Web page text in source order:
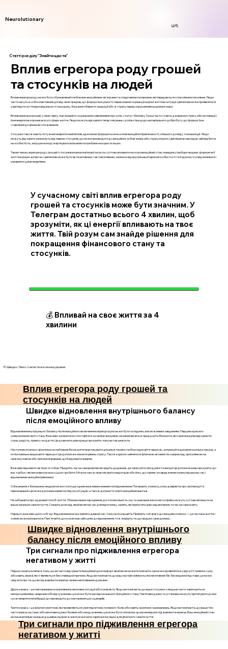
Neurolutionary
Login
Статті розділу "Знайти щастя"
Вплив егрегора роду грошей
та стосунків на людей
Вплив егрегора роду може бути обумовлений глибокими емоційними зв'язками та спадковими патернами, які передаються з покоління в покоління. Люди
часто несуть в собі колективний досвід своїх предків, що формує їхні цінності, переконання та реакції на різні життєві ситуації. Цей вплив може проявлятися
у вигляді почуття відповідальності за родину, бажання зберегти традиції або ж страху перед порушенням родинних норм.
Вплив егрегора грошей, у свою чергу, пов'язаний із соціальними уявленнями про успіх, статус і безпеку. Гроші часто стають джерелом стресу або мотивації, і
їхня енергетика проникає в усі сфери життя. Люди можуть відчувати тягар очікувань суспільства щодо матеріального добробуту, що формує їхнє
ставлення до фінансів і споживання.
Стосунки також мають потужний енергетичний вплив, адже вони формуються на основі емоційної прив’язаності, спільного досвіду та взаємодії. Люди
можуть відчувати залежність від певних стосунків, що може призводити до емоційних зобов'язань або страху втрати. Цей егрегор накладає свій відбиток
на особистість, змушуючи іноді жертвувати власними потребами на користь інших.
Таким чином, егрегори роду, грошей і стосунків взаємопов’язані і можуть суттєво впливати на психоемоційний стан, поведінку і вибори людини, формуючи її
життя в різних аспектах. Цей вплив може бути як позитивним, так і негативним, залежно від внутрішньої гармонії особистості та її здатності усвідомлювати і
управляти цими енергіями.
У сучасному світі вплив егрегора роду
грошей та стосунків може бути значним. У
Телеграм достатньо всього 4 хвилин, щоб
зрозуміти, як ці енергії впливають на твоє
життя. Твій розум сам знайде рішення для
покращення фінансового стану та
стосунків.
💰 Впливай на своє життя за 4
хвилини
💛 Швидко. Легко. І з ясністю в кожному рішенні.
Вплив егрегора роду грошей та
стосунків на людей
Швидке відновлення внутрішнього балансу
після емоційного впливу
Відновлення внутрішнього балансу після емоційного включення в егрегор групи може бути складним, але можливим завданням. Першим кроком є
усвідомлення свого стану. Важливо зупинитися і спостерігати за своїми емоціями, не намагаючись їх придушити. Визначте, які саме емоції ви відчуваєте:
страх, радість, тривогу чи щастя. Це дозволить вам краще зрозуміти, чому ви так реагуєте.
Наступним етапом є фізичне розслаблення. Ви можете практикувати дихальні техніки: глибоко вдихайте через ніс, затримуйте дихання на кілька секунд, а
потім повільно видихайте через рот. Це допоможе знизити рівень стресу. Також корисно зайнятися фізичною активністю, наприклад, прогулянкою на
свіжому повітрі або легкими вправами, щоб відновити енергію.
Важливо відновити зв'язок із собою. Приділіть час на саморефлексію: ведіть щоденник, де записуйте свої думки та емоції. Це допоможе вам зрозуміти, що
вас турбує, і які висновки можна з цього зробити. Можна також практикувати медитацію або йогу, що сприяє зосередженню на внутрішньому «я» і
відновленню емоційної рівноваги.
Спілкування з близькими людьми може стати ще одним важливим елементом відновлення. Поговоріть з кимось, кому довіряєте, про свої емоції та
переживання. Це може дати вам новий погляд на ситуацію, а також допомогти зняти емоційний вантаж.
Не забувайте про здоровий спосіб життя. Збалансоване харчування, достатня кількість сну та уникання алкоголю і кофеїну можуть суттєво вплинути на
ваше загальне самопочуття. Створіть розклад, який включає час для відпочинку, занять, які приносять вам задоволення, та час на самоосвіту.
Нарешті, важливо дати собі час. Відновлення може зайняти деякий час, тому не поспішайте. Прийміть той факт, що емоційні сплески — це частина життя, і
з ними можна впоратися. Пам'ятайте, що кожен має свій шлях до відновлення, тож знайдіть те, що працює саме для вас.
Швидке відновлення внутрішнього
балансу після емоційного впливу
Три сигнали про підживлення егрегора
негативом у житті
Перша ознака полягає в тому, що ви часто відчуваєте емоційний дискомфорт, який ви не можете пояснити. Це може проявлятися у відчутті тривоги, суму
або навіть агресії, які з'являються без очевидної причини. Якщо ви помічаєте, що ваш настрій змінюється в негативний бік без видимої підстави, це може
свідчити про те, що ви підживлюєте егрегор своїми негативними думками.
Друга ознака – це повторюване потрапляння в негативні ситуації або конфлікти. Якщо ви помічаєте, що ваші стосунки з людьми часто закінчуються
непорозуміннями, сварками або відчуженням, це може бути наслідком вашого емоційного стану. Негативні думки та установки можуть притягувати до вас
схожі енергетичні вібрації, що призводить до повторення цих сценаріїв.
Третя ознака – це фізичні симптоми, які проявляються у вигляді втоми, головного болю або навіть хронічних захворювань. Якщо ви помічаєте, що ваше тіло
часто реагує на стрес або негативні думки болями або нездужанням, це може бути сигналом, що ви несвідомо підживлюєте егрегор. Ваш емоційний стан
не лише впливає на ваше душевне здоров'я, але й може мати серйозні наслідки для фізичного самопочуття.
Три сигнали про підживлення егрегора
негативом у житті